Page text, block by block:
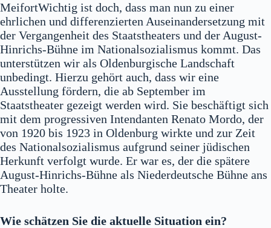
MeifortWichtig ist doch, dass man nun zu einer
ehrlichen und differenzierten Auseinandersetzung mit
der Vergangenheit des Staatstheaters und der August-
Hinrichs-Bühne im Nationalsozialismus kommt. Das
unterstützen wir als Oldenburgische Landschaft
unbedingt. Hierzu gehört auch, dass wir eine
Ausstellung fördern, die ab September im
Staatstheater gezeigt werden wird. Sie beschäftigt sich
mit dem progressiven Intendanten Renato Mordo, der
von 1920 bis 1923 in Oldenburg wirkte und zur Zeit
des Nationalsozialismus aufgrund seiner jüdischen
Herkunft verfolgt wurde. Er war es, der die spätere
August-Hinrichs-Bühne als Niederdeutsche Bühne ans
Theater holte.
Wie schätzen Sie die aktuelle Situation ein?